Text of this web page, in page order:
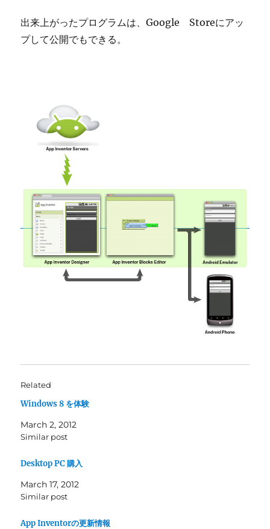
出来上がったプログラムは、Google Storeにアッ
プして公開でもできる。
Related
Windows 8 を体験
March 2, 2012
Similar post
Desktop PC 購入
March 17, 2012
Similar post
App Inventorの更新情報